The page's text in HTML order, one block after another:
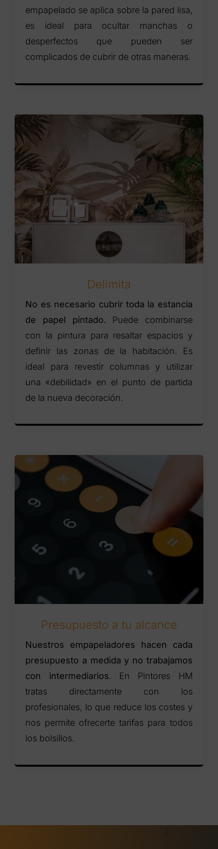
empapelado se aplica sobre la pared lisa,
es ideal para ocultar manchas o
desperfectos que pueden ser
complicados de cubrir de otras maneras.
Delimita
No es necesario cubrir toda la estancia
de papel pintado. Puede combinarse
con la pintura para resaltar espacios y
definir las zonas de la habitación. Es
ideal para revestir columnas y utilizar
una «debilidad» en el punto de partida
de la nueva decoración.
Presupuesto a tu alcance
Nuestros empapeladores hacen cada
presupuesto a medida y no trabajamos
con intermediarios. En Pintores HM
tratas directamente con los
profesionales, lo que reduce los costes y
nos permite ofrecerte tarifas para todos
los bolsillos.